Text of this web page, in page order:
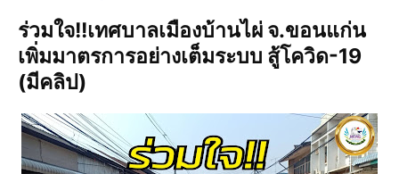
ร่วมใจ!!เทศบาลเมืองบ้านไผ่ จ.ขอนแก่น
เพิ่มมาตรการอย่างเต็มระบบ สู้โควิด-19
(มีคลิป)